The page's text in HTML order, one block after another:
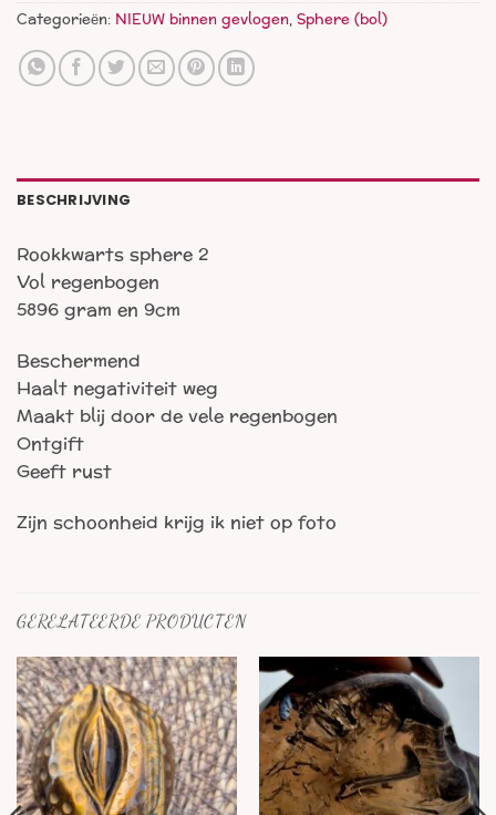
Categorieën: NIEUW binnen gevlogen,Sphere (bol)
BESCHRIJVING
Rookkwarts sphere 2
Vol regenbogen
5896 gram en 9cm
Beschermend
Haalt negativiteit weg
Maakt blij door de vele regenbogen
Ontgift
Geeft rust
Zijn schoonheid krijg ik niet op foto
GERELATEERDE PRODUCTEN